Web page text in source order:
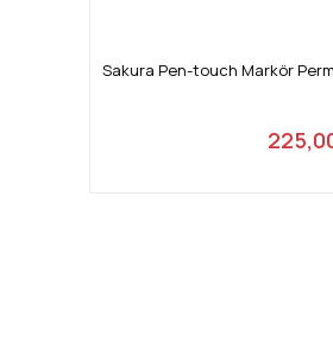
Sakura Pen-touch Markör